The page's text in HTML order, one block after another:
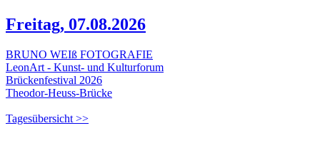
Freitag, 07.08.2026
BRUNO WEIß FOTOGRAFIE
LeonArt - Kunst- und Kulturforum
Brückenfestival 2026
Theodor-Heuss-Brücke
Tagesübersicht >>